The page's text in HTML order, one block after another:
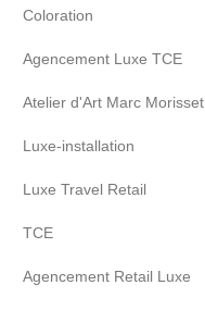
Coloration
Agencement Luxe TCE
Atelier d'Art Marc Morisset
Luxe-installation
Luxe Travel Retail
TCE
Agencement Retail Luxe